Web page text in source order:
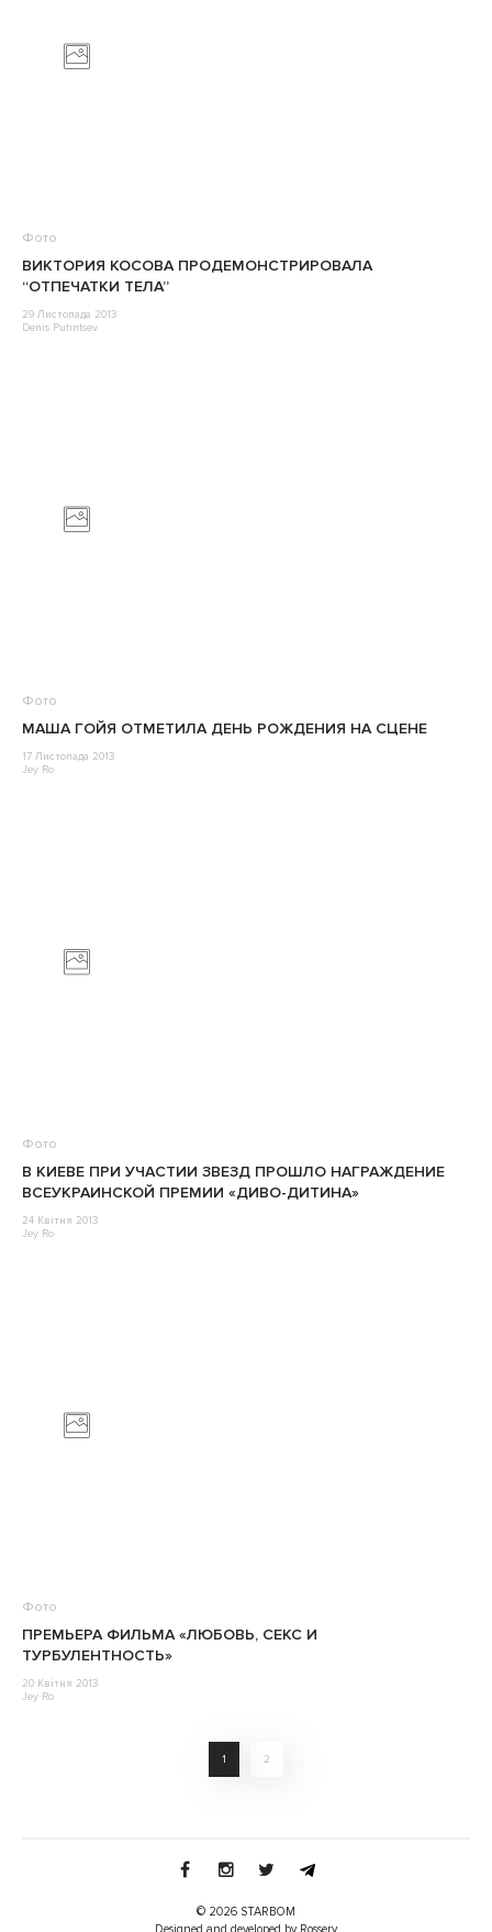
Фото
ВИКТОРИЯ КОСОВА ПРОДЕМОНСТРИРОВАЛА
“ОТПЕЧАТКИ ТЕЛА”
29 Листопада 2013
Denis Putintsev
Фото
МАША ГОЙЯ ОТМЕТИЛА ДЕНЬ РОЖДЕНИЯ НА СЦЕНЕ
17 Листопада 2013
Jey Ro
Фото
В КИЕВЕ ПРИ УЧАСТИИ ЗВЕЗД ПРОШЛО НАГРАЖДЕНИЕ
ВСЕУКРАИНСКОЙ ПРЕМИИ «ДИВО-ДИТИНА»
24 Квітня 2013
Jey Ro
Фото
ПРЕМЬЕРА ФИЛЬМА «ЛЮБОВЬ, СЕКС И
ТУРБУЛЕНТНОСТЬ»
20 Квітня 2013
Jey Ro
1 2
© 2026 STARBOM